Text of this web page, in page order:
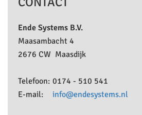
Ende Systems B.V.
Maasambacht 4
2676 CW Maasdijk
Telefoon: 0174 - 510 541
E-mail:
info@endesystems.nl